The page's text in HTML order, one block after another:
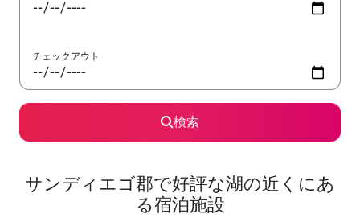
チェックアウト
検索
サンディエゴ郡で好評な湖の近くにあ
る宿泊施設